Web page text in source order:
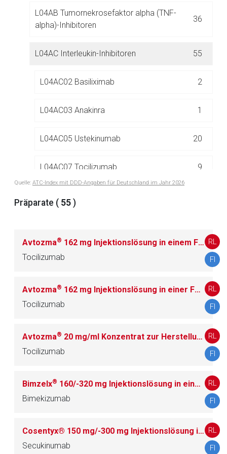
L04AB Tumornekrosefaktor alpha (TNF-
alpha)-Inhibitoren
36
L04AC Interleukin-Inhibitoren 55
L04AC02 Basiliximab 2
L04AC03 Anakinra 1
L04AC05 Ustekinumab 20
L04AC07 Tocilizumab 9
L04AC11 Siltuximab
L04AC13 Ixekizumab
L04AC14 Sarilumab 1
L04AC17 Tildrakizumab
L04AC19 Satralizumab
Quelle: ATC-Index mit DDD-Angaben für Deutschland im Jahr 2026
Präparate ( 55 )
Avtozma® 162 mg Injektionslösung in einem Fertigpen
Tocilizumab
RL
FI
Avtozma® 162 mg Injektionslösung in einer Fertigspritze
Tocilizumab
RL
FI
Avtozma® 20 mg/ml Konzentrat zur Herstellung einer Infusionslösung
Tocilizumab
RL
FI
Bimzelx® 160/-320 mg Injektionslösung in einer Fertigspritze/-im Fertigpen
Bimekizumab
RL
FI
Cosentyx® 150 mg/-300 mg Injektionslösung in einem Fertigpen/-einer Fertigspritze
Secukinumab
RL
FI
Aufruf einer externen Seite
Der von Ihnen aufgerufene Link öffnet eine externe Web-
Betreiber verantwortlich. Ebenso gelten dort ggf. andere
Zurück zur rote-liste.de Zur Seite